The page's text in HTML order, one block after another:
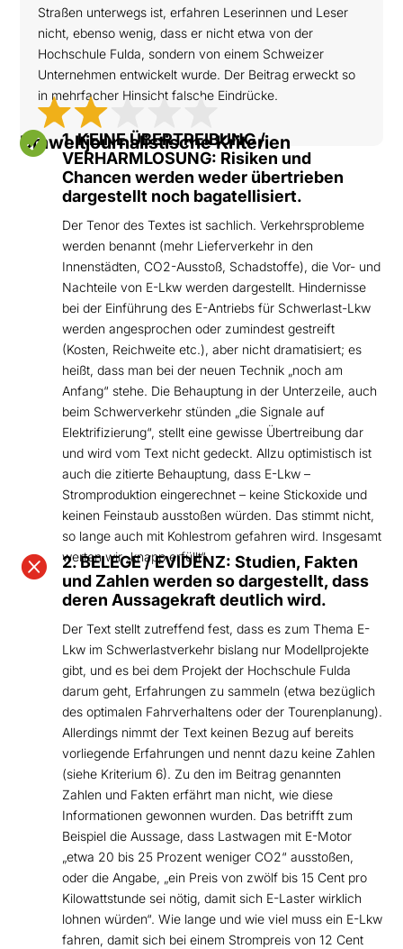
Straßen unterwegs ist, erfahren Leserinnen und Leser
nicht, ebenso wenig, dass er nicht etwa von der
Hochschule Fulda, sondern von einem Schweizer
Unternehmen entwickelt wurde. Der Beitrag erweckt so
in mehrfacher Hinsicht falsche Eindrücke.
Umweltjournalistische Kriterien

1. KEINE ÜBERTREIBUNG /
VERHARMLOSUNG: Risiken und
Chancen werden weder übertrieben
dargestellt noch bagatellisiert.
Der Tenor des Textes ist sachlich. Verkehrsprobleme
werden benannt (mehr Lieferverkehr in den
Innenstädten, CO2-Ausstoß, Schadstoffe), die Vor- und
Nachteile von E-Lkw werden dargestellt. Hindernisse
bei der Einführung des E-Antriebs für Schwerlast-Lkw
werden angesprochen oder zumindest gestreift
(Kosten, Reichweite etc.), aber nicht dramatisiert; es
heißt, dass man bei der neuen Technik „noch am
Anfang“ stehe. Die Behauptung in der Unterzeile, auch
beim Schwerverkehr stünden „die Signale auf
Elektrifizierung“, stellt eine gewisse Übertreibung dar
und wird vom Text nicht gedeckt. Allzu optimistisch ist
auch die zitierte Behauptung, dass E-Lkw –
Stromproduktion eingerechnet – keine Stickoxide und
keinen Feinstaub ausstoßen würden. Das stimmt nicht,
so lange auch mit Kohlestrom gefahren wird. Insgesamt
werten wir „knapp erfüllt“.

2. BELEGE / EVIDENZ: Studien, Fakten
und Zahlen werden so dargestellt, dass
deren Aussagekraft deutlich wird.
Der Text stellt zutreffend fest, dass es zum Thema E-
Lkw im Schwerlastverkehr bislang nur Modellprojekte
gibt, und es bei dem Projekt der Hochschule Fulda
darum geht, Erfahrungen zu sammeln (etwa bezüglich
des optimalen Fahrverhaltens oder der Tourenplanung).
Allerdings nimmt der Text keinen Bezug auf bereits
vorliegende Erfahrungen und nennt dazu keine Zahlen
(siehe Kriterium 6). Zu den im Beitrag genannten
Zahlen und Fakten erfährt man nicht, wie diese
Informationen gewonnen wurden. Das betrifft zum
Beispiel die Aussage, dass Lastwagen mit E-Motor
„etwa 20 bis 25 Prozent weniger CO2“ ausstoßen,
oder die Angabe, „ein Preis von zwölf bis 15 Cent pro
Kilowattstunde sei nötig, damit sich E-Laster wirklich
lohnen würden“. Wie lange und wie viel muss ein E-Lkw
fahren, damit sich bei einem Strompreis von 12 Cent